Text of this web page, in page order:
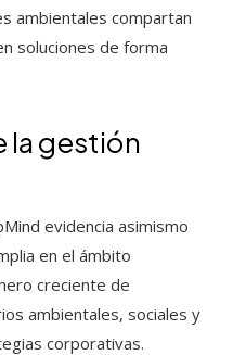
ambientales compartan
soluciones de forma
la gestión
evidencia asimismo
en el ámbito
creciente de
ambientales, sociales y
corporativas.